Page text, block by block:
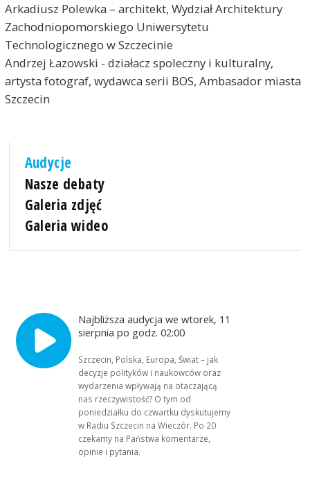
Arkadiusz Polewka – architekt, Wydział Architektury
Zachodniopomorskiego Uniwersytetu
Technologicznego w Szczecinie
Andrzej Łazowski - działacz spoleczny i kulturalny,
artysta fotograf, wydawca serii BOS, Ambasador miasta
Szczecin
Audycje
Nasze debaty
Galeria zdjęć
Galeria wideo
Najbliższa audycja we wtorek, 11
sierpnia po godz. 02:00
Szczecin, Polska, Europa, Świat – jak
decyzje polityków i naukowców oraz
wydarzenia wpływają na otaczającą
nas rzeczywistość? O tym od
poniedziałku do czwartku dyskutujemy
w Radiu Szczecin na Wieczór. Po 20
czekamy na Państwa komentarze,
opinie i pytania.